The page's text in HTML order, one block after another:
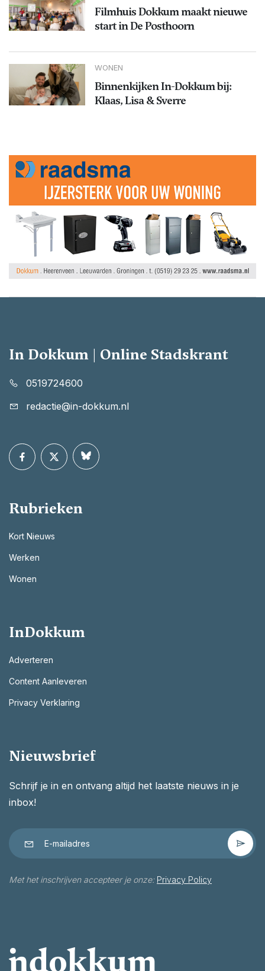
Filmhuis Dokkum maakt nieuwe
start in De Posthoorn
WONEN
Binnenkijken In-Dokkum bij:
Klaas, Lisa & Sverre
In Dokkum | Online Stadskrant
0519724600
redactie@in-dokkum.nl
Rubrieken
Kort Nieuws
Werken
Wonen
InDokkum
Adverteren
Content Aanleveren
Privacy Verklaring
Nieuwsbrief
Schrijf je in en ontvang altijd het laatste nieuws in je
inbox!
Met het inschrijven accepteer je onze: Privacy Policy